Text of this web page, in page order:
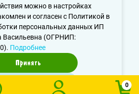
можно в настройках
и согласен с Политикой в
персональных данных ИП
Васильевна (ОГРНИП:
Подробнее
Принять
0